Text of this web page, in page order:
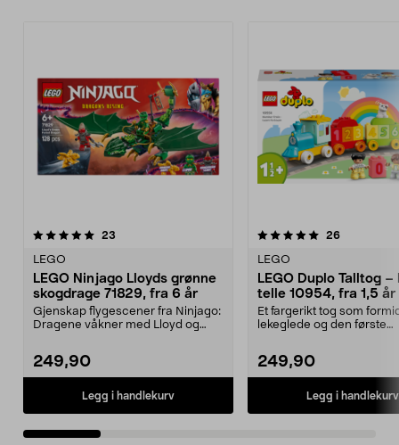
23
LEGO
LEGO Ninjago Lloyds grønne
skogdrage 71829, fra 6 år
Gjenskap flygescener fra Ninjago:
Dragene våkner med Lloyd og
249,90
Legg i handlekurv
5.0 av 5 stjerner 26
LEGO
LEGO Duplo Talltog
telle 10954, fra 1,5 år
Et fargerikt tog som
lekeglede og den første
249,90
Legg i handlekurv
4.5 av 5 stjerner